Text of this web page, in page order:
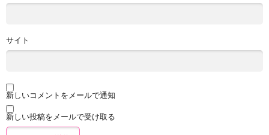
サイト
新しいコメントをメールで通知
新しい投稿をメールで受け取る